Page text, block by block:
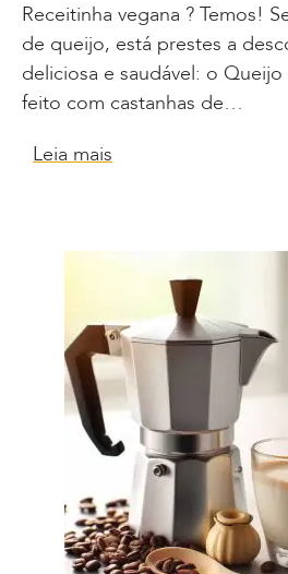
Receitinha vegana ? Temos!
de queijo, está prestes a
deliciosa e saudável: o
feito com castanhas de…
Leia mais